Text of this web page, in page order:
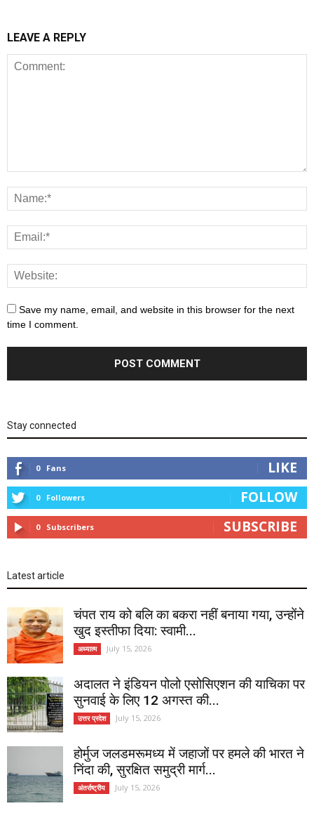
LEAVE A REPLY
Save my name, email, and website in this browser for the next
time I comment.
Stay connected
0 Fans LIKE
0 Followers FOLLOW
0 Subscribers SUBSCRIBE
Latest article
चंपत राय को बलि का बकरा नहीं बनाया गया, उन्होंने
खुद इस्तीफा दिया: स्वामी...
अध्यात्म July 15, 2026
अदालत ने इंडियन पोलो एसोसिएशन की याचिका पर
सुनवाई के लिए 12 अगस्त की...
उत्तर प्रदेश July 15, 2026
होर्मुज जलडमरूमध्य में जहाजों पर हमले की भारत ने
निंदा की, सुरक्षित समुद्री मार्ग...
अंतर्राष्ट्रीय July 15, 2026